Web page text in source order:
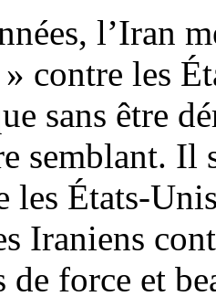
l’Iran
» contre les
sans être
semblant. Il
les États-
Iraniens
de force et